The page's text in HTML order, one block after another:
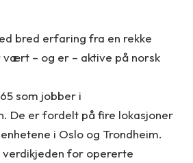
bred erfaring fra en rekke
vært – og er – aktive på norsk
som jobber i
De er fordelt på fire lokasjoner
i Oslo og Trondheim.
verdikjeden for opererte